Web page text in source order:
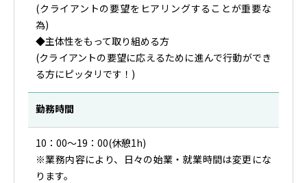
(クライアントの要望をヒアリングすることが重要な
為)
◆主体性をもって取り組める方
(クライアントの要望に応えるために進んで行動ができ
る方にピッタリです！)
勤務時間
10：00～19：00(休憩1h)
※業務内容により、日々の始業・就業時間は変更にな
ります。